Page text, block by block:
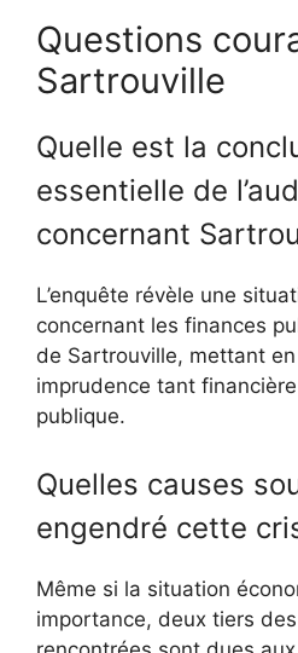
Questions
Sartrouville
Quelle est la
essentielle de
concernant
L’enquête révèle une
concernant les finances
de Sartrouville, mettant
imprudence tant
publique.
Quelles causes
engendré cette
Même si la situation
importance, deux tiers